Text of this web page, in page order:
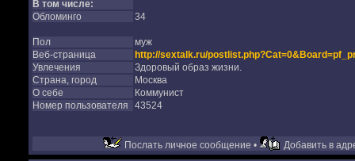
В том числе:
Обломинго
34
Пол
муж
Веб-страница
http://sextalk.ru/
Увлечения
Здоровый образ жизни.
Страна, город
Москва
О себе
Коммунист
Номер пользователя
43524
Послать личное сообщение • Добавить в